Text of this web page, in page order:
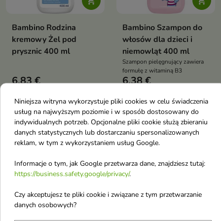
Bambino Rodzina
kremowy Żel pod
prysznic 400 ml
6,83 €
Bambino Szampon do
włosów dla dzieci i
niemowląt 400 ml
Szampon pielęgnujący zawiera
formułę z witaminą B3
6,38 €
favorite_border

favorite_border
Niniejsza witryna wykorzystuje pliki cookies w celu świadczenia
usług na najwyższym poziomie i w sposób dostosowany do
indywidualnych potrzeb. Opcjonalne pliki cookie służą zbieraniu
danych statystycznych lub dostarczaniu spersonalizowanych
reklam, w tym z wykorzystaniem usług Google.
Informacje o tym, jak Google przetwarza dane, znajdziesz tutaj:
https://business.safety.google/privacy/.
Czy akceptujesz te pliki cookie i związane z tym przetwarzanie
danych osobowych?